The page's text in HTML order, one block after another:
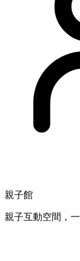
親子館
親子互動空間，